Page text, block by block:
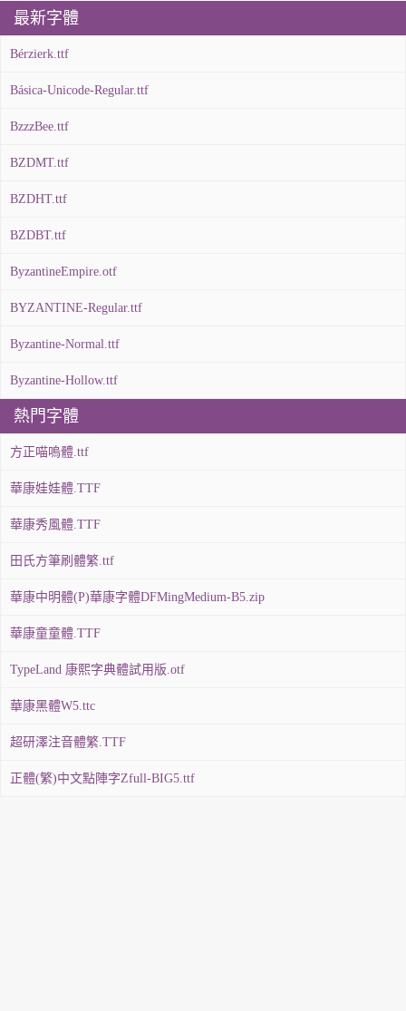
最新字體
Bérzierk.ttf
Básica-Unicode-Regular.ttf
BzzzBee.ttf
BZDMT.ttf
BZDHT.ttf
BZDBT.ttf
ByzantineEmpire.otf
BYZANTINE-Regular.ttf
Byzantine-Normal.ttf
Byzantine-Hollow.ttf
熱門字體
方正喵嗚體.ttf
華康娃娃體.TTF
華康秀風體.TTF
田氏方筆刷體繁.ttf
華康中明體(P)華康字體DFMingMedium-B5.zip
華康童童體.TTF
TypeLand 康熙字典體試用版.otf
華康黑體W5.ttc
超研澤注音體繁.TTF
正體(繁)中文點陣字Zfull-BIG5.ttf